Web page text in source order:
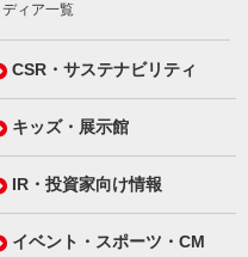
ィア一覧
CSR・サステナビリティ
キッズ・展示館
IR・投資家向け情報
イベント・スポーツ・CM